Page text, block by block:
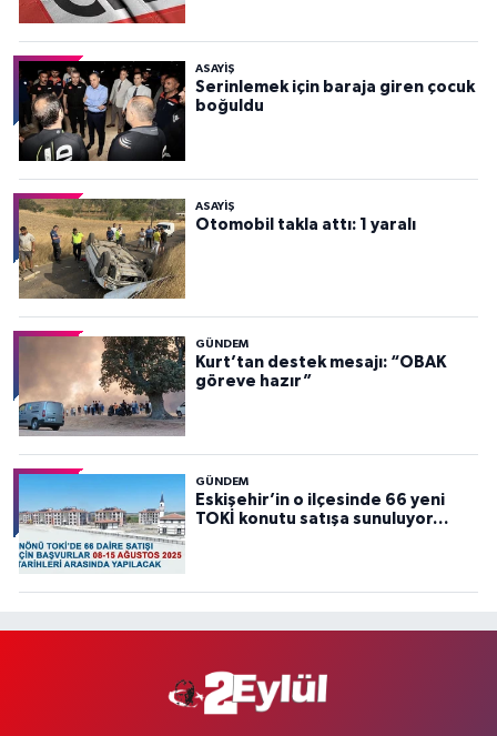
ASAYİŞ
Serinlemek için baraja giren çocuk
boğuldu
ASAYİŞ
Otomobil takla attı: 1 yaralı
GÜNDEM
Kurt’tan destek mesajı: “OBAK
göreve hazır”
GÜNDEM
Eskişehir’in o ilçesinde 66 yeni
TOKİ konutu satışa sunuluyor…